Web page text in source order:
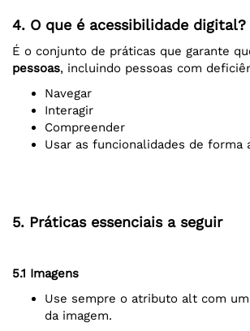
4. O que é acessibilidade digital?
É o conjunto de práticas que garante
pessoas, incluindo pessoas com
Navegar
Interagir
Compreender
Usar as funcionalidades de forma
5. Práticas essenciais a seguir
5.1 Imagens
Use sempre o atributo alt com
da imagem.